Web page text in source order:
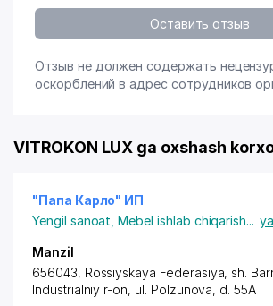
Оставить отзыв
Отзыв не должен содержать
оскорблений в адрес сотрудников
VITROKON LUX ga oxshash
"Папа Карло" ИП
Yengil sanoat ,Mebel ishlab chiqarish...
Manzil
656043, Rossiyskaya Federasiya, sh.
Industrialniy r-on, ul. Polzunova, d. 55A